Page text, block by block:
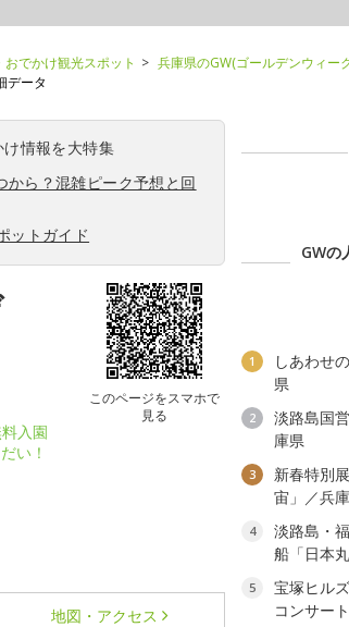
でかけ観光スポット
兵庫県のGW(ゴールデンウィー
データ
け情報を大特集
から？混雑ピーク予想と回
ットガイド
このページをスマホで
見る
入園
い！
地図・アクセス
GWの
1
しあわせ
県
2
淡路島国
庫県
3
新春特別
宙」／兵
4
淡路島・
船「日本
5
宝塚ヒル
コンサー